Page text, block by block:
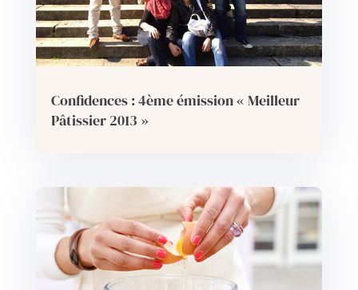
Confidences : 4ème émission « Meilleur
Pâtissier 2013 »